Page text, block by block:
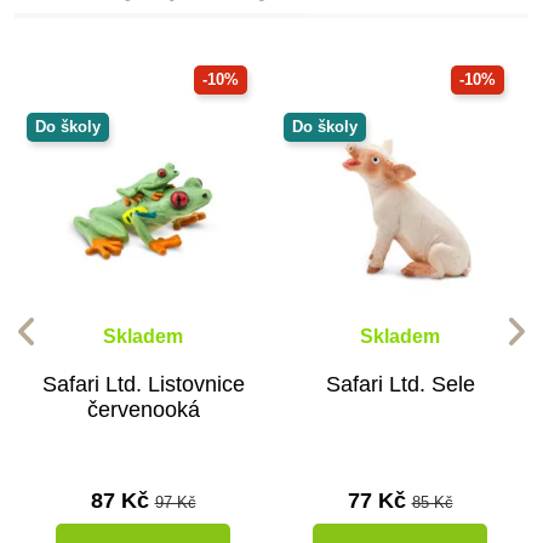
-10%
Do školy
Skladem
Safari Ltd. Listovnice
červenooká
87 Kč97 Kč
-10%
Do školy
Skladem
Safari Ltd. Sele
77 Kč85 Kč